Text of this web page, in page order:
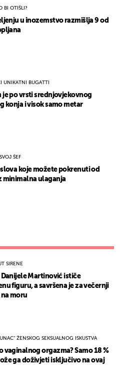
BI OTIŠLI?
u inozemstvo razmišlja 9 od
UNIKATNI BUGATTI
je po vrsti srednjovjekovnog
konja i visok samo metar
ŠEF
koje možete pokrenuti od
minimalna ulaganja
SIRENE
Danijele Martinović ističe
figuru, a savršena je za večernji
moru
ŽENSKOG SEKSUALNOG ISKUSTVA
vaginalnog orgazma? Samo 18 %
ga doživjeti isključivo na ovaj